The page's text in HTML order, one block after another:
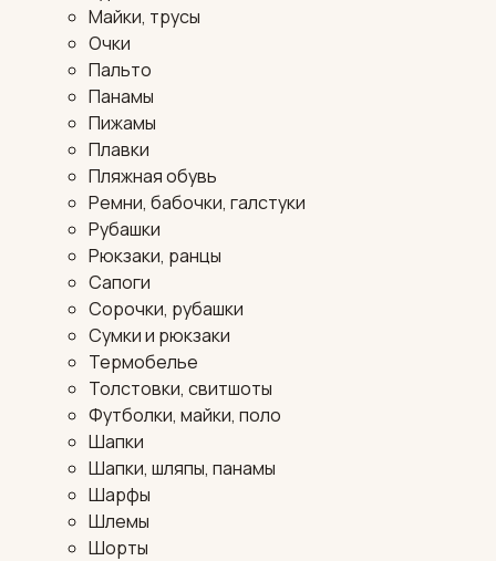
Майки, трусы
Очки
Пальто
Панамы
Пижамы
Плавки
Пляжная обувь
Ремни, бабочки, галстуки
Рубашки
Рюкзаки, ранцы
Сапоги
Сорочки, рубашки
Сумки и рюкзаки
Термобелье
Толстовки, свитшоты
Футболки, майки, поло
Шапки
Шапки, шляпы, панамы
Шарфы
Шлемы
Шорты